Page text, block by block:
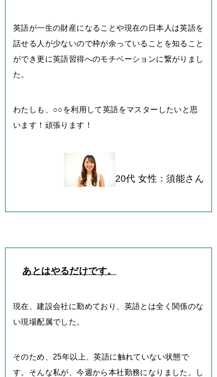
英語が一生の財産になることや現在の日本人は英語を
話せる人が少ないので枠が余っていることを知ること
ができ更に英語習得へのモチベーションに繋がりまし
た。
わたしも、○○を利用して英語をマスターしたいと思
います！頑張ります！
20代 女性：須能さん
あとはやるだけです。
現在、建設会社に勤めており、英語とは全く関係のな
い現場配属でし た。
そのため 、25年以上、英語に触れていない状態で
す。そんな私が、今週から本社勤務になりました。し